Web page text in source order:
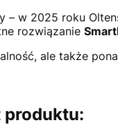
w 2025 roku
rozwiązanie
ale także
produktu: